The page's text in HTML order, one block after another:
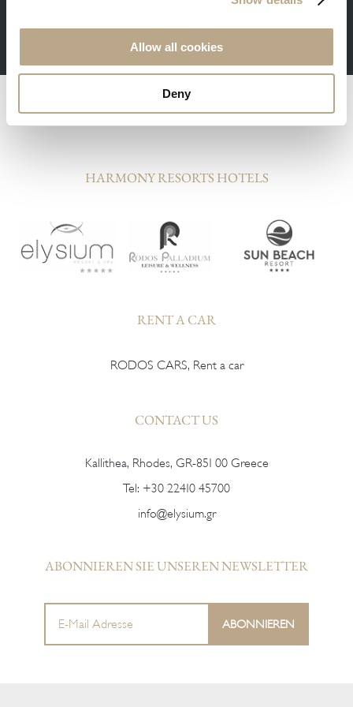
Allow all cookies
Deny
HARMONY RESORTS HOTELS
RENT A CAR
RODOS CARS, Rent a car
CONTACT US
Kallithea, Rhodes, GR-851 00 Greece
Tel: +30 22410 45700
info@elysium.gr
ABONNIEREN SIE UNSEREN NEWSLETTER